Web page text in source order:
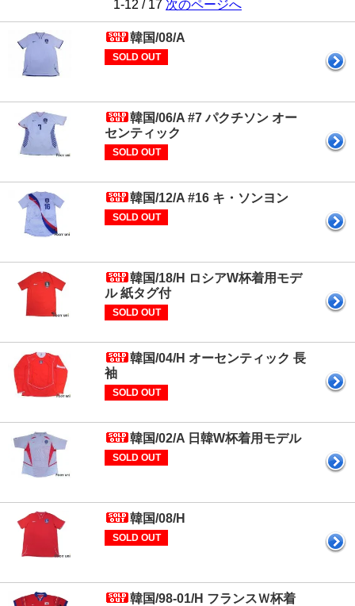
1-12 / 17 次のページへ
韓国/08/A
SOLD OUT
韓国/06/A #7 パクチソン オー
センティック
SOLD OUT
韓国/12/A #16 キ・ソンヨン
SOLD OUT
韓国/18/H ロシアW杯着用モデ
ル 紙タグ付
SOLD OUT
韓国/04/H オーセンティック 長
袖
SOLD OUT
韓国/02/A 日韓W杯着用モデル
SOLD OUT
韓国/08/H
SOLD OUT
韓国/98-01/H フランスＷ杯着